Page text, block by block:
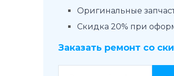
Оригинальные
Скидка 20% при
Заказать ремонт со